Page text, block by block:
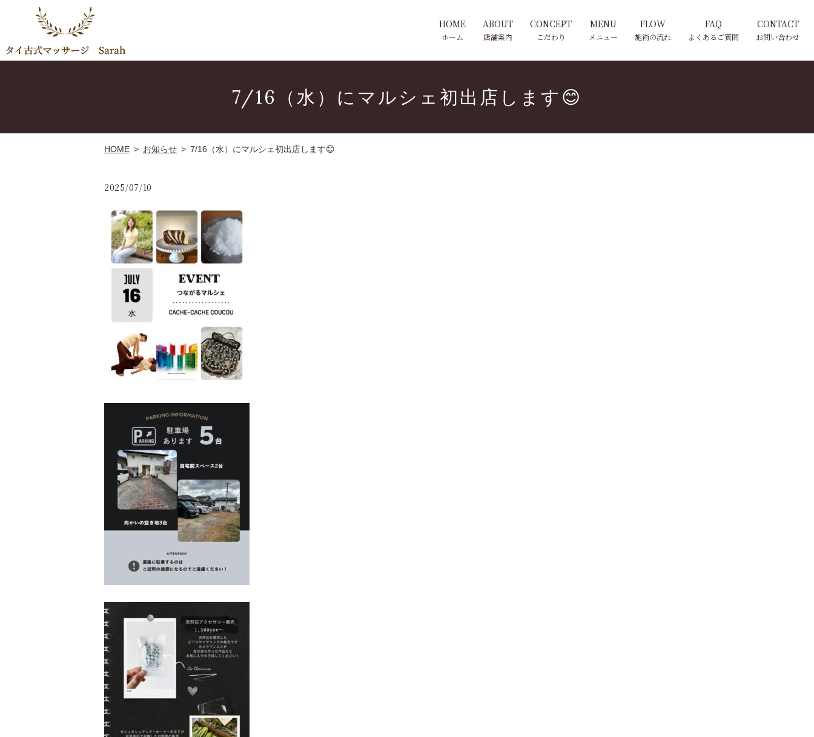
HOME
ホーム
ABOUT
店舗案内
CONCEPT
こだわり
MENU
メニュー
FLOW
施術の流れ
FAQ
よくあるご質問
CONTACT
お問い合わせ
7/16（水）にマルシェ初出店します😊
HOME お知らせ 7/16（水）にマルシェ初出店します😊
2025/07/10